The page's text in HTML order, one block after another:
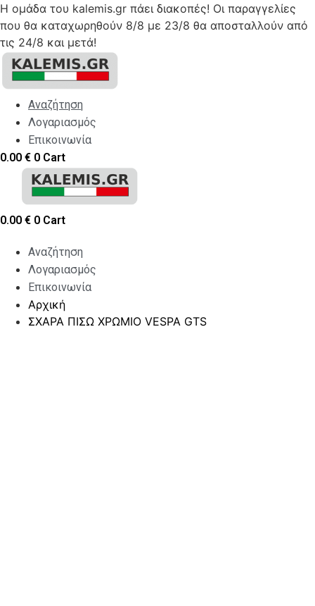
Η ομάδα του kalemis.gr πάει διακοπές! Οι παραγγελίες
που θα καταχωρηθούν 8/8 με 23/8 θα αποσταλλούν από
τις 24/8 και μετά!
Skip
content
Αναζήτηση
Λογαριασμός
Επικοινωνία
0.00 € 0 Cart
0.00 € 0 Cart
Αναζήτηση
Λογαριασμός
Επικοινωνία
Αρχική
ΣΧΑΡΑ ΠΙΣΩ ΧΡΩΜΙΟ VESPA GTS